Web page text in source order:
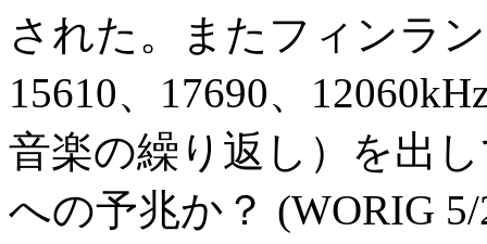
された。またフィンラ
15610、17690、
音楽の繰り返し）を出
への予兆か？ (WORIG 5/